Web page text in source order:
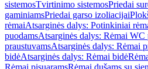
sistemosTvirtinimo sistemosPriedai
gaminiamsPriedai garso izoliacijai
rėmaiAtsarginės dalys: Potinkiniai
puodamsAtsarginės dalys: Rėmai WC
praustuvamsAtsarginės dalys: Rėmai
bidėAtsarginės dalys: Rėmai bidė
Rėmai pisuaramsRėmai dušams su